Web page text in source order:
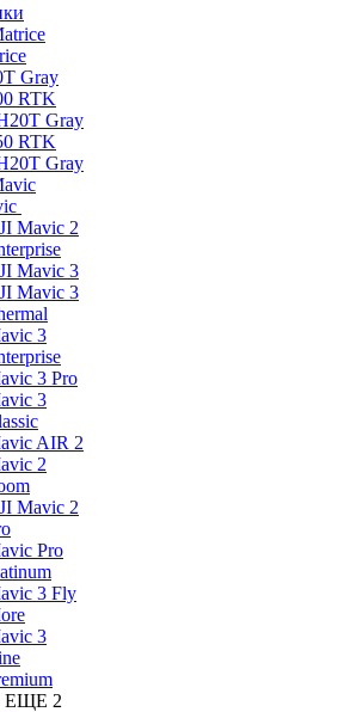
Gray
RTK
Gray
RTK
Gray
Mavic 2
Mavic 3
Mavic 3
3
3 Pro
3
AIR 2
2
Mavic 2
Pro
3 Fly
3
ЕЩЕ 2